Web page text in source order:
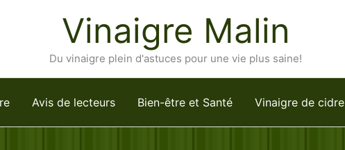
Vinaigre Malin
Du vinaigre plein d'astuces pour une vie plus saine!
Avis de lecteurs Bien-être et Santé Vinaigre de cidre